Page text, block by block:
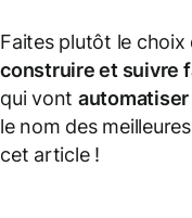
Faites plutôt le choix
construire et suivre
qui vont
le nom des
cet article !